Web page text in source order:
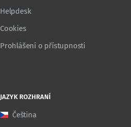
Helpdesk
Cookies
Prohlášení o přístupnosti
JAZYK ROZHRANÍ
Čeština